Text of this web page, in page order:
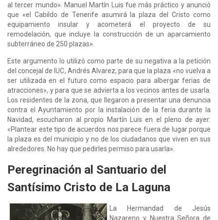
al tercer mundo». Manuel Martín Luis fue más práctico y anunció
que «el Cabildo de Tenerife asumirá la plaza del Cristo como
equipamiento insular y acometerá el proyecto de su
remodelación, que incluye la construcción de un aparcamiento
subterráneo de 250 plazas».
Este argumento lo utilizó como parte de su negativa a la petición
del concejal de IUC, Andrés Alvarez, para que la plaza «no vuelva a
ser utilizada en el futuro como espacio para albergar ferias de
atracciones», y para que se advierta a los vecinos antes de usarla.
Los residentes de la zona, que llegaron a presentar una denuncia
contra el Ayuntamiento por la instalación de la feria durante la
Navidad, escucharon al propio Martín Luis en el pleno de ayer:
«Plantear este tipo de acuerdos nos parece fuera de lugar porque
la plaza es del municipio y no de los ciudadanos que viven en sus
alrededores. No hay que pedirles permiso para usarla».
Peregrinación al Santuario del
Santísimo Cristo de La Laguna
La Hermandad de Jesús
Nazareno y Nuestra Señora de